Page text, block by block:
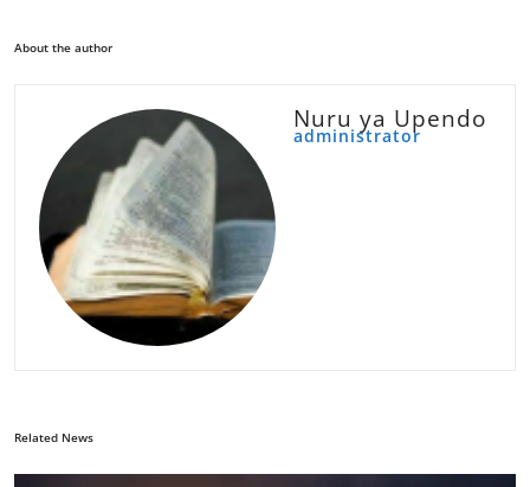
About the author
Nuru ya Upendo
administrator
Related News